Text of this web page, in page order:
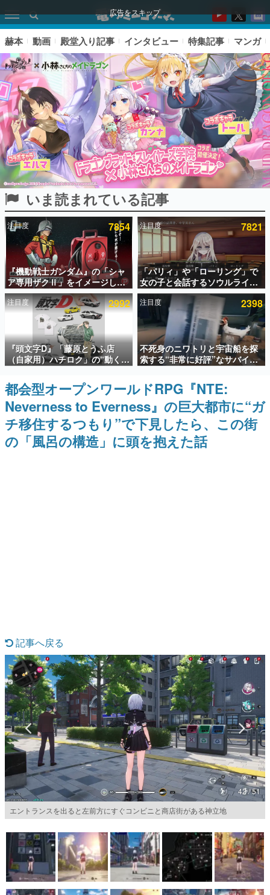
広告をスキップ
ピックアップ
電ファミのいま読まれている記事ランキング
アプリセール情報
インタビュー
連載・特集一覧
殿堂入り記事
SNS拡散数が数千以上！ ページビュー数万以上！ などな
ど。多くの人々に読まれた、電ファミ渾身の“殿堂入り”記
事をまとめました。
ゲームの企画書
名作ゲームクリエイターの方々に製作時のエピソードをお
聞きし、ヒットする企画（ゲーム）とは何か？を探ってい
赫本
この物語を解いてはいけない。『赫本』は、〈試験問題〉
なんでゲームは面白い？
ゲーム開発者・hamatsu氏がゲームの魅力を画面や操作の
具体的な形から解き明かしていく、硬派で骨太な評論連載
です。
ゲームが変えた日本語
「経験値」「裏技」「ラスボス」… ゲームにまつわる言葉
の起源や用法の変遷を、コンピューター文化史研究家・タ
イニーP氏が徹底調査。
カテゴリ
特集記事
マンガ
女性向け
アプリレビュー
赫本 動画 殿堂入り記事 インタビュー 特集記事 マンガ
いま読まれている記事
注目度 7854
『機動戦士ガンダム』の「シャ
ア専用ザクⅡ」をイメージした
散水ホースリールが予約開始。
本体にはシャアのパーソナルマ
ークやジオン公国軍のエンブレ
ム、型式番号などを配置
注目度 7821
「パリィ」や「ローリング」で
女の子と会話するソウルライク
恋愛ゲーム『小早川さんはソウ
ルライク』無料公開。返事に失
敗すると「YOU DIED」
注目度 2992
『頭文字D』「藤原とうふ店
（自家用）ハチロク」の“動くテ
ィッシュケース”が買えるポップ
アップショップが開催へ。マン
ガの舞台である群馬の「イオン
モール高崎」にて、8月11日か
ら8月20日までの期間限定で開
催予定
注目度 2398
不死身のニワトリと宇宙船を探
索する“非常に好評”なサバイバ
ルゲーム『Breathedge』が無
料で配布中。入手できる期間は8
月10日まで
都会型オープンワールドRPG『NTE:
Neverness to Everness』の巨大都市に“ガ
チ移住するつもり”で下見したら、この街
の「風呂の構造」に頭を抱えた話
記事へ戻る
42 / 51
エントランスを出ると左前方にすぐコンビニと商店街がある神立地